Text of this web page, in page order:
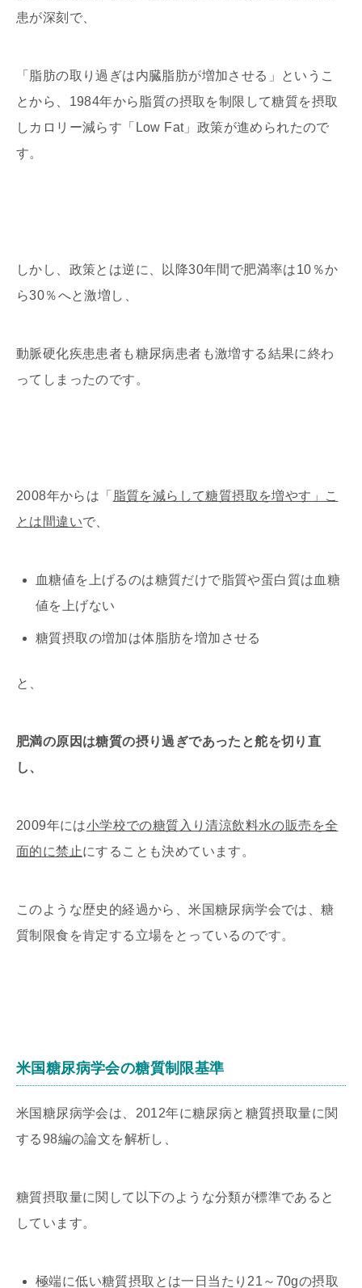
患が深刻で、
「脂肪の取り過ぎは内臓脂肪が増加させる」というこ
とから、1984年から脂質の摂取を制限して糖質を摂取
しカロリー減らす「Low Fat」政策が進められたので
す。
しかし、政策とは逆に、以降30年間で肥満率は10％か
ら30％へと激増し、
動脈硬化疾患患者も糖尿病患者も激増する結果に終わ
ってしまったのです。
2008年からは「 脂質を減らして糖質摂取を増やす」こ
とは間違いで、
血糖値を上げるのは糖質だけで脂質や蛋白質は血糖
値を上げない
糖質摂取の増加は体脂肪を増加させる
と、
肥満の原因は糖質の摂り過ぎであったと舵を切り直
し、
2009年には小学校での糖質入り清涼飲料水の販売を全
面的に禁止にすることも決めています。
このような歴史的経過から、米国糖尿病学会では、糖
質制限食を肯定する立場をとっているのです。
米国糖尿病学会の糖質制限基準
米国糖尿病学会は、2012年に糖尿病と糖質摂取量に関
する98編の論文を解析し、
糖質摂取量に関して以下のような分類が標準であると
しています。
極端に低い糖質摂取とは一日当たり21～70gの摂取